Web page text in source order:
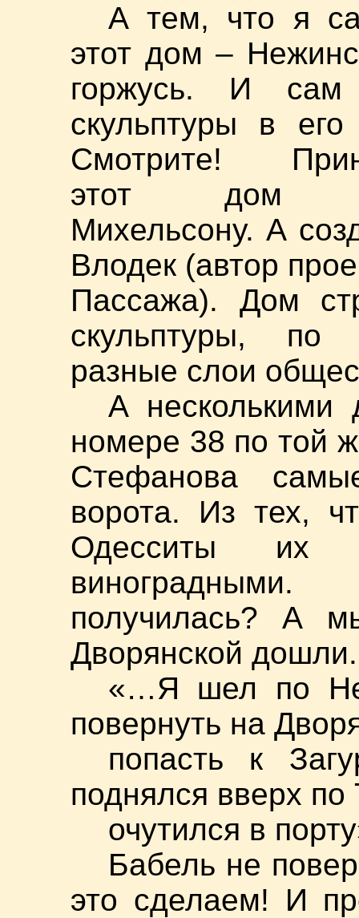
А тем, что я
этот дом –
горжусь. И
скульптуры в
Смотрите!
этот дом
Михельсону. А
Влодек (автор
Пассажа). Дом
скульптуры, по
разные слои
А несколькими
номере 38 по той
Стефанова
ворота. Из тех,
Одесситы их
получилась? А
Дворянской дошли.
«…Я шел по
повернуть на
попасть к
поднялся вверх по
очутился в
Бабель не
это сделаем! И